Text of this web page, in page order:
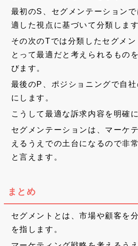
最初のS、セグメンテーション
適した視点に基づいて分類します
その次のTでは分類したセグメ
とって最適だと考えられるもの
びます。
最後のP、ポジショニングで自
にします。
こうして最適な訴求内容を明確
セグメンテーションは、マーケ
えるうえでの土台になるので非
と言えます。
まとめ
セグメントとは、市場や顧客を
を指します。